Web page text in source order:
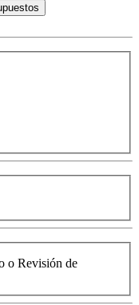
o Revisión de